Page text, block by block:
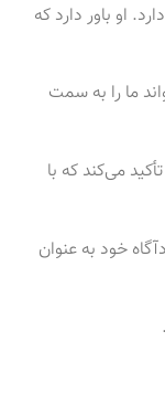
او باور دارد که
ما را به سمت
می‌کند که با
خود به عنوان